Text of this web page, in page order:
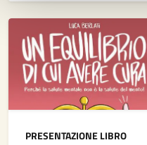
PRESENTAZIONE LIBRO